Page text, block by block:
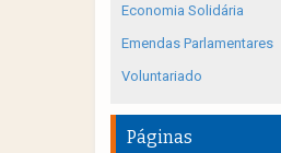
Economia Solidária
Emendas Parlamentares
Voluntariado
Páginas